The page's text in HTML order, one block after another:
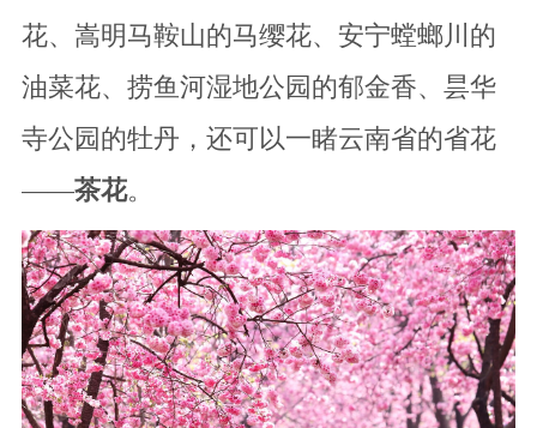
花、嵩明马鞍山的马缨花、安宁螳螂川的
油菜花、捞鱼河湿地公园的郁金香、昙华
寺公园的牡丹，还可以一睹云南省的省花
——茶花。